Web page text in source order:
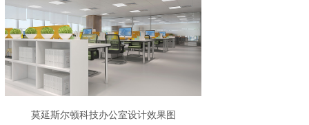
莫延斯尔顿科技办公室设计效果图